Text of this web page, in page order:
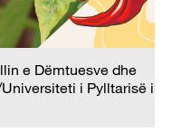
e Dëmtuesve dhe
i Pylltarisë i